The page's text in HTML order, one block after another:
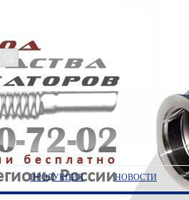
ПРОДУКЦИЯ НОВОСТИ